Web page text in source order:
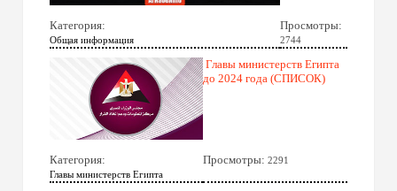
Категория:
Общая информация
Просмотры:
2744
Главы министерств Египта
до 2024 года (СПИСОК)
Категория:
Главы министерств Египта
Просмотры: 2291